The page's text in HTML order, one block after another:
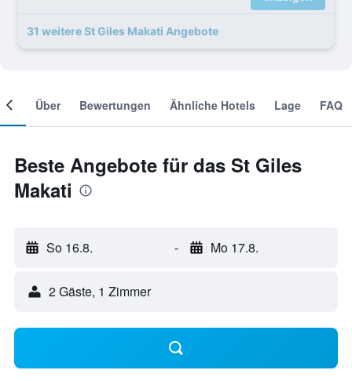
31 weitere St Giles Makati Angebote
Über Bewertungen Ähnliche Hotels Lage FAQ
Beste Angebote für das St Giles
Makati
So 16.8. - Mo 17.8.
2 Gäste, 1 Zimmer